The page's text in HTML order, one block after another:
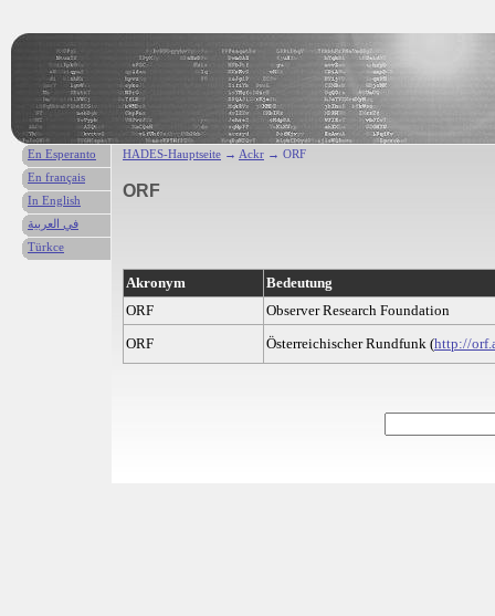
HADES-Hauptseite → Ackr → ORF
ORF
Akronym
Bedeutung
ORF
Observer Research Foundation
ORF
Österreichischer Rundfunk (http://
En Esperanto
En français
In English
في العربية
Türkce